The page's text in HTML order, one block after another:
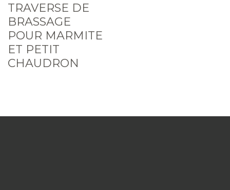
TRAVERSE DE
BRASSAGE
POUR MARMITE
ET PETIT
CHAUDRON